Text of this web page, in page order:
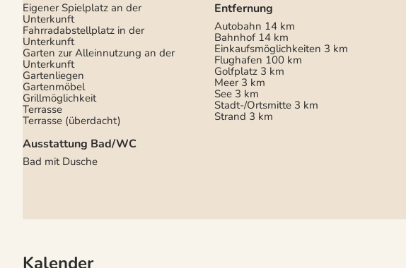
Eigener Spielplatz an der
Unterkunft
Fahrradabstellplatz in der
Unterkunft
Garten zur Alleinnutzung an der
Unterkunft
Gartenliegen
Gartenmöbel
Grillmöglichkeit
Terrasse
Terrasse (überdacht)
Ausstattung Bad/WC
Bad mit Dusche
Entfernung
Autobahn 14 km
Bahnhof 14 km
Einkaufsmöglichkeiten 3 km
Flughafen 100 km
Golfplatz 3 km
Meer 3 km
See 3 km
Stadt-/Ortsmitte 3 km
Strand 3 km
Kalender